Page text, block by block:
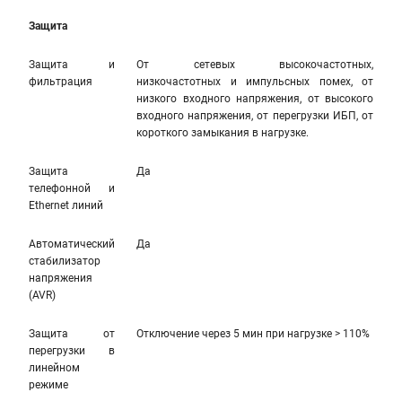
Защита
Защита и
фильтрация
От сетевых высокочастотных,
низкочастотных и импульсных помех, от
низкого входного напряжения, от высокого
входного напряжения, от перегрузки ИБП, от
короткого замыкания в нагрузке.
Защита
телефонной и
Ethernet линий
Да
Автоматический
стабилизатор
напряжения
(AVR)
Да
Защита от
перегрузки в
линейном
режиме
Отключение через 5 мин при нагрузке > 110%